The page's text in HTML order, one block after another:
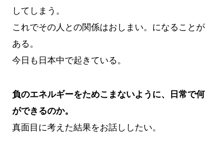
してしまう。
これでその人との関係はおしまい。になることが
ある。
今日も日本中で起きている。
負のエネルギーをためこまないように、日常で何
ができるのか。
真面目に考えた結果をお話ししたい。